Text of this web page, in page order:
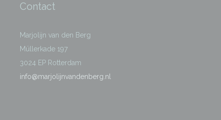
Contact
Marjolijn van den Berg
Müllerkade 197
3024 EP Rotterdam
info@marjolijnvandenberg.nl